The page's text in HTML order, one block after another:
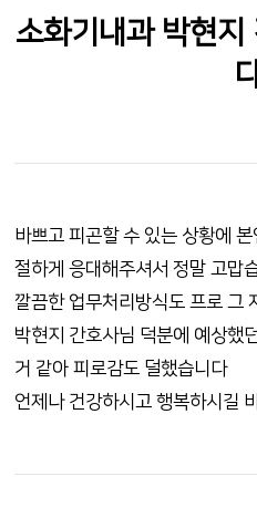
소화기내과 박현지
바쁘고 피곤할 수 있는 상황에
절하게 응대해주셔서 정말 고맙
깔끔한 업무처리방식도 프로 그
박현지 간호사님 덕분에 예상했
거 같아 피로감도 덜했습니다
언제나 건강하시고 행복하시길